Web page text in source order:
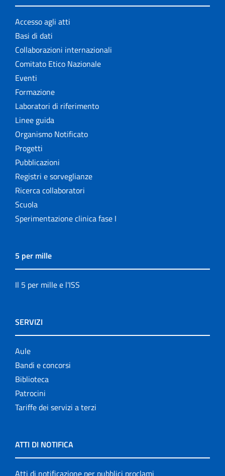
Accesso agli atti
Basi di dati
Collaborazioni internazionali
Comitato Etico Nazionale
Eventi
Formazione
Laboratori di riferimento
Linee guida
Organismo Notificato
Progetti
Pubblicazioni
Registri e sorveglianze
Ricerca collaboratori
Scuola
Sperimentazione clinica fase I
5 per mille
Il 5 per mille e l'ISS
SERVIZI
Aule
Bandi e concorsi
Biblioteca
Patrocini
Tariffe dei servizi a terzi
ATTI DI NOTIFICA
Atti di notificazione per pubblici proclami